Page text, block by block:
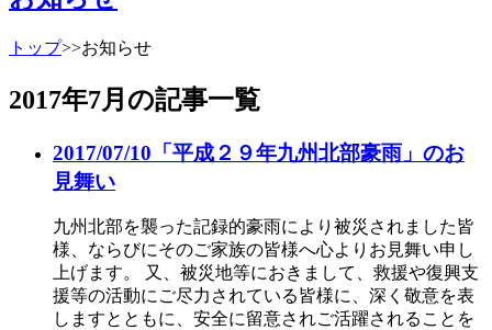
トップ>>お知らせ
2017年7月 の記事一覧
2017/07/10 「平成２９年九州北部豪雨」のお
見舞い
九州北部を襲った記録的豪雨により被災されました皆
様、ならびにそのご家族の皆様へ心よりお見舞い申し
上げます。 又、被災地等におきまして、救援や復興支
援等の活動にご尽力されている皆様に、深く敬意を表
しますとともに、安全に留意されご活躍されることを